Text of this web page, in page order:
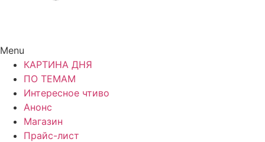
Menu
КАРТИНА ДНЯ
ПО ТЕМАМ
Интересное чтиво
Анонс
Магазин
Прайс-лист